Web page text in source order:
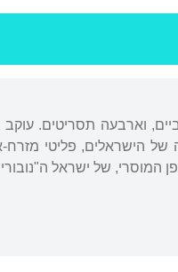
וארבעה תסריטים.
הישראלים, פליטי מזרח-
המוסרי, של ישראל